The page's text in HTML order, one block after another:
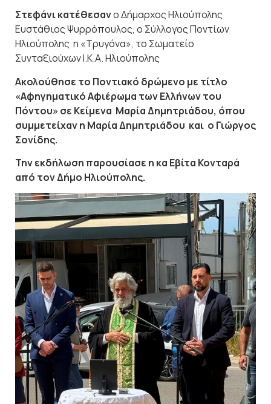
Στεφάνι κατέθεσανο Δήμαρχος Ηλιούπολης
Ευστάθιος Ψυρρόπουλος, ο Σύλλογος Ποντίων
Ηλιούπολης η «Τρυγόνα», το Σωματείο
Συνταξιούχων Ι.Κ.Α. Ηλιούπολης
Ακολούθησε το Ποντιακό δρώμενο με τίτλο
«Αφηγηματικό Αφιέρωμα των Ελλήνων του
Πόντου» σε Κείμενα Μαρία Δημητριάδου, όπου
συμμετείχαν η Μαρία Δημητριάδου και ο Γιώργος
Σονίδης.
Την εκδήλωση παρουσίασε η κα Εβίτα Κονταρά
από τον Δήμο Ηλιούπολης.